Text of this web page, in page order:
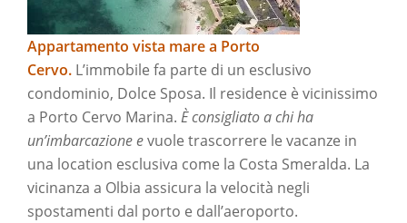
Appartamento vista mare a Porto
Cervo. L’immobile fa parte di un esclusivo
condominio, Dolce Sposa. Il residence è vicinissimo
a Porto Cervo Marina. È consigliato a chi ha
un’imbarcazione evuole trascorrere le vacanze in
una location esclusiva come la Costa Smeralda. La
vicinanza a Olbia assicura la velocità negli
spostamenti dal porto e dall’aeroporto.